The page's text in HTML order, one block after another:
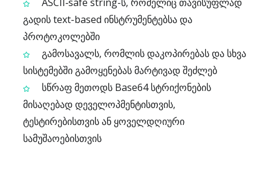
გადის text-based ინსტრუმენტებსა და
პროტოკოლებში
გამოსავალს, რომლის დაკოპირებას და სხვა
სისტემებში გამოყენებას მარტივად შეძლებ
სწრაფ მეთოდს Base64 სტრიქონების
მისაღებად დეველოპმენტისთვის,
ტესტირებისთვის ან ყოველდღიური
სამუშაოებისთვის